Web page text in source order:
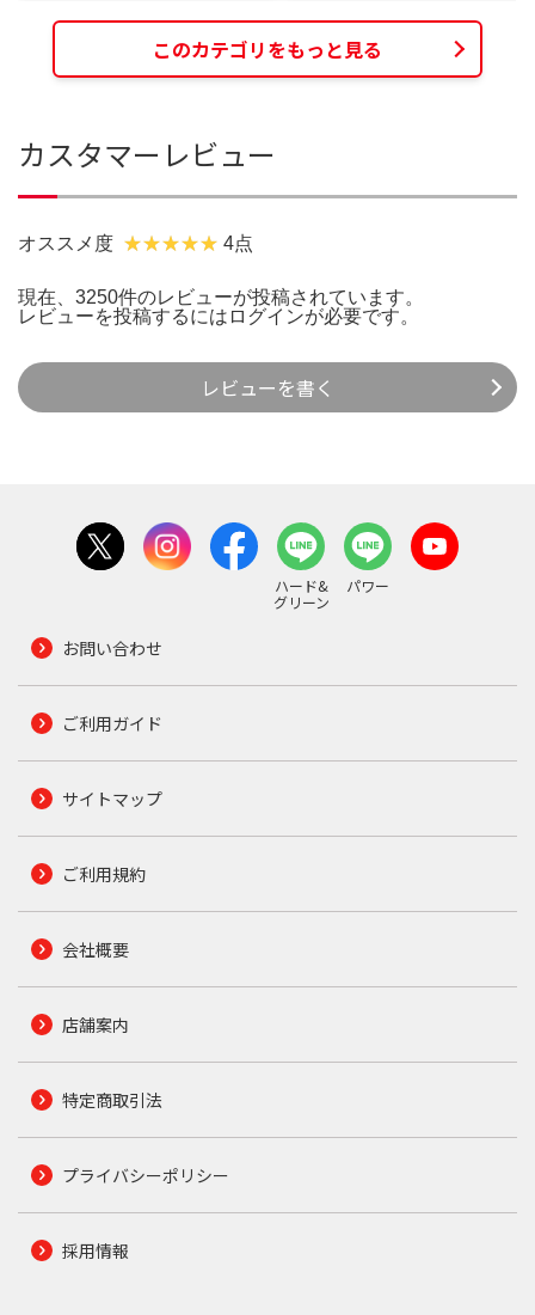
このカテゴリをもっと見る
カスタマーレビュー
オススメ度 4点
現在、3250件のレビューが投稿されています。
レビューを投稿するには ログインが必要です。
レビューを書く
ハード&
グリーン
パワー
お問い合わせ
ご利用ガイド
サイトマップ
ご利用規約
会社概要
店舗案内
特定商取引法
プライバシーポリシー
採用情報